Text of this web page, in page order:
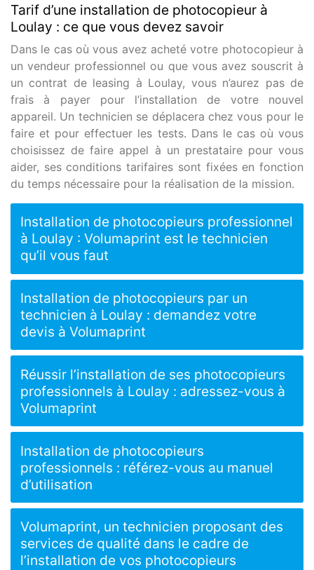
Tarif d’une installation de photocopieur à
Loulay : ce que vous devez savoir
Dans le cas où vous avez acheté votre photocopieur à
un vendeur professionnel ou que vous avez souscrit à
un contrat de leasing à Loulay, vous n’aurez pas de
frais à payer pour l’installation de votre nouvel
appareil. Un technicien se déplacera chez vous pour le
faire et pour effectuer les tests. Dans le cas où vous
choisissez de faire appel à un prestataire pour vous
aider, ses conditions tarifaires sont fixées en fonction
du temps nécessaire pour la réalisation de la mission.
Installation de photocopieurs professionnel
à Loulay : Volumaprint est le technicien
qu’il vous faut
Installation de photocopieurs par un
technicien à Loulay : demandez votre
devis à Volumaprint
Réussir l’installation de ses photocopieurs
professionnels à Loulay : adressez-vous à
Volumaprint
Installation de photocopieurs
professionnels : référez-vous au manuel
d’utilisation
Volumaprint, un technicien proposant des
services de qualité dans le cadre de
l’installation de vos photocopieurs